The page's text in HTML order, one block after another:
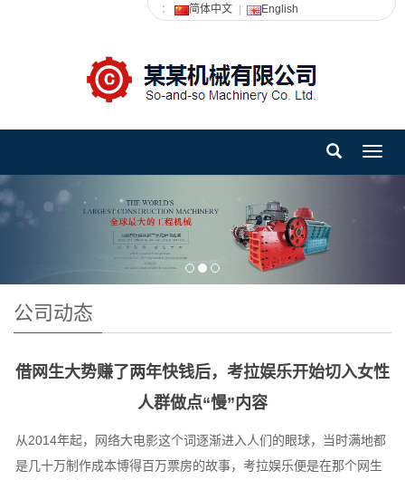
： 简体中文 English
公司动态
借网生大势赚了两年快钱后，考拉娱乐开始切入女性
人群做点“慢”内容
从2014年起，网络大电影这个词逐渐进入人们的眼球，当时满地都
是几十万制作成本博得百万票房的故事，考拉娱乐便是在那个网生